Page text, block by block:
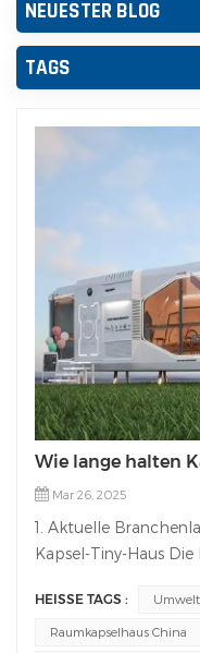
NEUESTER BLOG
TAGS
Wie lange halten
Mar 26, 2025
1. Aktuelle
Kapsel-Tiny-Haus
nachhaltigem,
Wohnraum. Zu den
HEISSE TAGS :
Raumkapselhaus China